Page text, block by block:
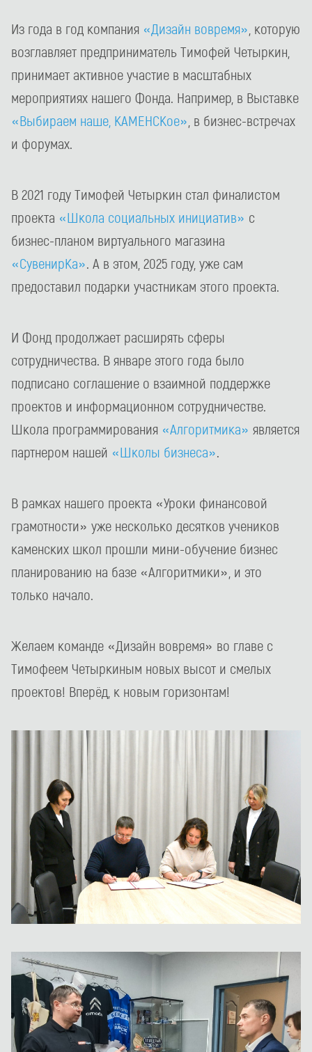
Из года в год компания «Дизайн вовремя» , которую
возглавляет предприниматель Тимофей Четыркин,
принимает активное участие в масштабных
мероприятиях нашего Фонда. Например, в Выставке
«Выбираем наше, КАМЕНСКое» , в бизнес-встречах
и форумах.
В 2021 году Тимофей Четыркин стал финалистом
проекта «Школа социальных инициатив» с
бизнес-планом виртуального магазина
«СувенирКа». А в этом, 2025 году, уже сам
предоставил подарки участникам этого проекта.
И Фонд продолжает расширять сферы
сотрудничества. В январе этого года было
подписано соглашение о взаимной поддержке
проектов и информационном сотрудничестве.
Школа программирования «Алгоритмика» является
партнером нашей «Школы бизнеса».
В рамках нашего проекта «Уроки финансовой
грамотности» уже несколько десятков учеников
каменских школ прошли мини-обучение бизнес
планированию на базе «Алгоритмики», и это
только начало.
Желаем команде «Дизайн вовремя» во главе с
Тимофеем Четыркиным новых высот и смелых
проектов! Вперёд, к новым горизонтам!